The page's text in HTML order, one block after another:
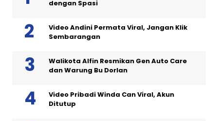
dengan Spasi
Video Andini Permata Viral, Jangan Klik
Sembarangan
Walikota Alfin Resmikan Gen Auto Care
dan Warung Bu Dorlan
Video Pribadi Winda Can Viral, Akun
Ditutup